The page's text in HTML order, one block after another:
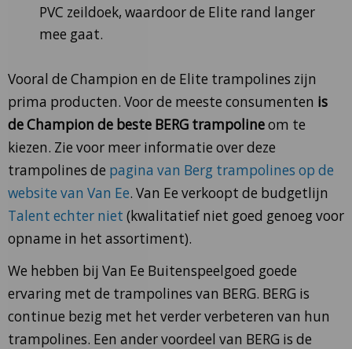
PVC zeildoek, waardoor de Elite rand langer
mee gaat.
Vooral de Champion en de Elite trampolines zijn
prima producten. Voor de meeste consumenten is
de Champion de beste BERG trampolineom te
kiezen. Zie voor meer informatie over deze
trampolines de pagina van Berg trampolines op de
website van Van Ee. Van Ee verkoopt de budgetlijn
Talent echter niet (kwalitatief niet goed genoeg voor
opname in het assortiment).
We hebben bij Van Ee Buitenspeelgoed goede
ervaring met de trampolines van BERG. BERG is
continue bezig met het verder verbeteren van hun
trampolines. Een ander voordeel van BERG is de